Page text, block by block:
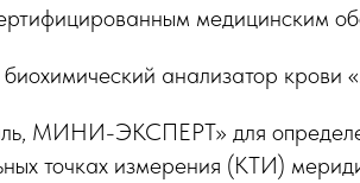
медицинским
анализатор
МИНИ-ЭКСПЕРТ» для
точках измерения (КТИ)